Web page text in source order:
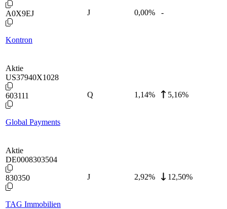
A0X9EJ
Kontron
J 0,00% -
Aktie
US37940X1028
603111
Global Payments
Q 1,14% 5,16%
Aktie
DE0008303504
830350
TAG Immobilien
J 2,92% 12,50%